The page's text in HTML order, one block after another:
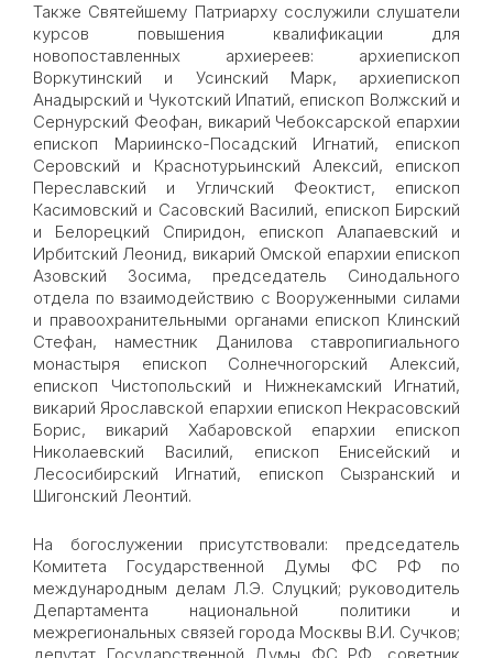
Также Святейшему Патриарху сослужили слушатели
курсов повышения квалификации для
новопоставленных архиереев: архиепископ
Воркутинский и Усинский Марк, архиепископ
Анадырский и Чукотский Ипатий, епископ Волжский и
Сернурский Феофан, викарий Чебоксарской епархии
епископ Мариинско-Посадский Игнатий, епископ
Серовский и Краснотурьинский Алексий, епископ
Переславский и Угличский Феоктист, епископ
Касимовский и Сасовский Василий, епископ Бирский
и Белорецкий Спиридон, епископ Алапаевский и
Ирбитский Леонид, викарий Омской епархии епископ
Азовский Зосима, председатель Синодального
отдела по взаимодействию с Вооруженными силами
и правоохранительными органами епископ Клинский
Стефан, наместник Данилова ставропигиального
монастыря епископ Солнечногорский Алексий,
епископ Чистопольский и Нижнекамский Игнатий,
викарий Ярославской епархии епископ Некрасовский
Борис, викарий Хабаровской епархии епископ
Николаевский Василий, епископ Енисейский и
Лесосибирский Игнатий, епископ Сызранский и
Шигонский Леонтий.
На богослужении присутствовали: председатель
Комитета Государственной Думы ФС РФ по
международным делам Л.Э. Слуцкий; руководитель
Департамента национальной политики и
межрегиональных связей города Москвы В.И. Сучков;